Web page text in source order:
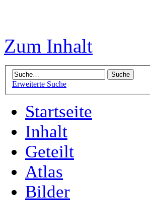
Zum Inhalt
Erweiterte Suche
Startseite
Inhalt
Geteilt
Atlas
Bilder